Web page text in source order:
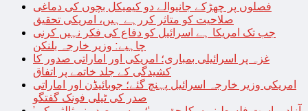
فصلوں پر چھڑکے جانیوالے دو کیمیکل بچوں کی دماغی
صلاحیت کو متاثر کررہے ہیں، امریکی تحقیق
جب تک امریکا ہے اسرائیل کو دفاع کی فکر نہیں کرنی
چاہیے: وزیر خارجہ بلنکن
غزہ پر اسرائیلی بمباری؛ امریکی اور اماراتی صدور کا
کشیدگی کے جلد خاتمے پر اتفاق
امریکی وزیر خارجہ اسرائیل پہنچ گئے؛ جوبائیڈن اور اماراتی
صدر کی ٹیلی فونک گفتگو